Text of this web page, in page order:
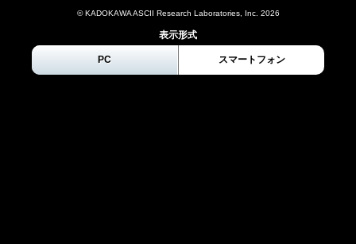
© KADOKAWA ASCII Research Laboratories, Inc. 2026
表示形式
PC スマートフォン